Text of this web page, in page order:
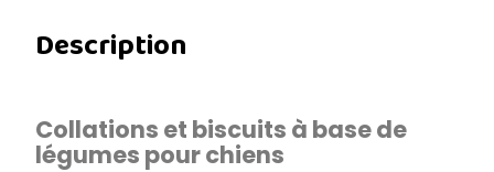
Description
Collations et biscuits à base de
légumes pour chiens